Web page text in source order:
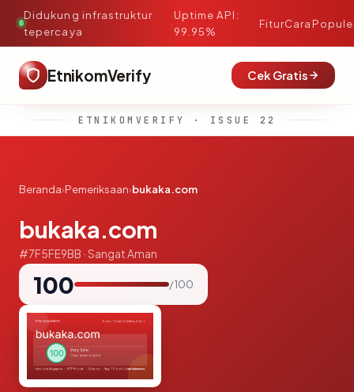
Didukung infrastruktur
tepercaya
·
Uptime API:
99.95%
FiturCara
EtnikomVerify Cek Gratis
ETNIKOMVERIFY · ISSUE 22
Beranda›Pemeriksaan›bukaka.com
bukaka.com
#7F5FE9BB · Sangat Aman
100 / 100